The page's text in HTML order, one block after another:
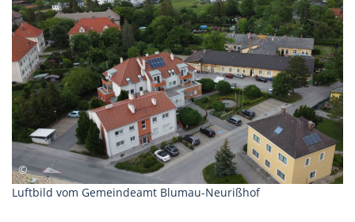
Luftbild vom Gemeindeamt Blumau-Neurißhof